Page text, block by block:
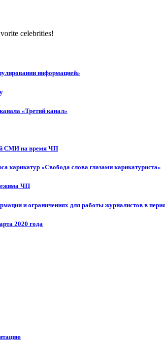
celebrities!
информацией»
«Третий канал»
СМИ на время ЧП
карикатур «Свобода слова глазами карикатуриста»
ЧП
и ограничениях для работы журналистов в
2020 года